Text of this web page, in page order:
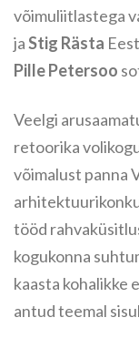
võimuliitlastega
jaStig Rästa
Pille Petersoo
Veelgi
retoorika
võimalust panna
tööd
kogukonna
kaasta kohalikke
antud teemal